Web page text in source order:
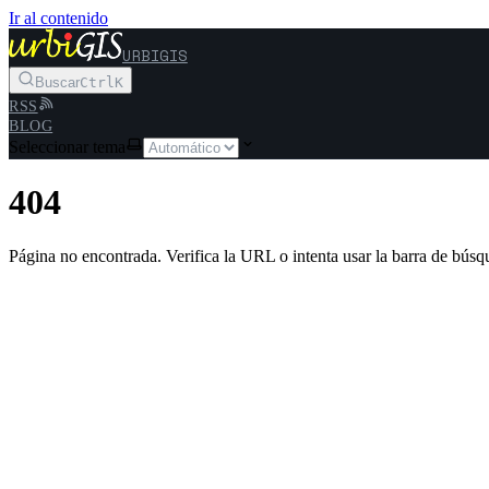
Ir al contenido
URBIGIS
BuscarCtrlK
RSS
BLOG
Seleccionar tema
404
Página no encontrada. Verifica la URL o intenta usar la barra de